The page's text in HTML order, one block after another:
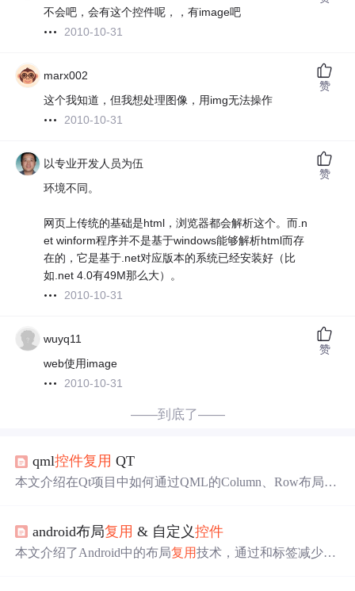
不会吧，会有这个控件呢，，有image吧
2010-10-31
marx002
这个我知道，但我想处理图像，用img无法操作
2010-10-31
赞
以专业开发人员为伍
环境不同。
网页上传统的基础是html，浏览器都会解析这个。而.n
et winform程序并不是基于windows能够解析html而存
在的，它是基于.net对应版本的系统已经安装好（比
如.net 4.0有49M那么大）。
2010-10-31
赞
wuyq11
web使用image
2010-10-31
赞
——到底了——
qml控件复用 QT
本文介绍在Qt项目中如何通过QML的Column、Row布局结
android布局复用 & 自定义控件
本文介绍了Android中的布局复用技术，通过和标签减少代